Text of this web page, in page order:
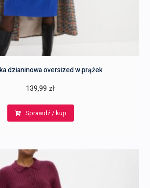
dzianinowa oversized w prążek
139,99 zł
Sprawdź / kup